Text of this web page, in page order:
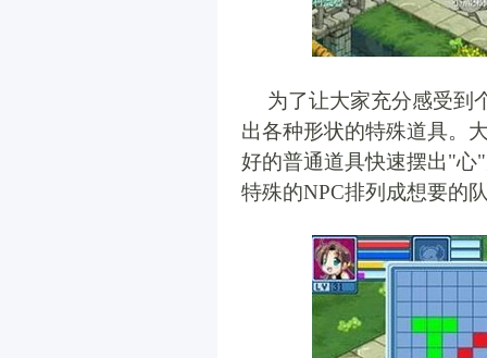
为了让大家充分感受到
出各种形状的特殊道具。
好的普通道具快速摆出"心
特殊的NPC排列成想要的